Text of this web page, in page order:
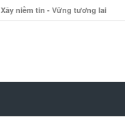
Xây niềm tin - Vững tương lai